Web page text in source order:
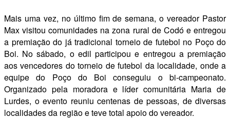
Mais uma vez, no último fim de semana, o vereador Pastor
Max visitou comunidades na zona rural de Codó e entregou
a premiação do já tradicional torneio de futebol no Poço do
Boi. No sábado, o edil participou e entregou a premiação
aos vencedores do torneio de futebol da localidade, onde a
equipe do Poço do Boi conseguiu o bi-campeonato.
Organizado pela moradora e líder comunitária Maria de
Lurdes, o evento reuniu centenas de pessoas, de diversas
localidades da região e teve total apoio do vereador.